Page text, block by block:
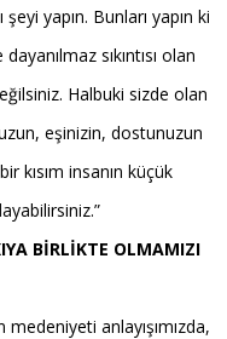
yapın. Bunları yapın ki
sıkıntısı olan
Halbuki sizde olan
eşinizin, dostunuzun
kısım insanın küçük
BİRLİKTE OLMAMIZI
anlayışımızda,